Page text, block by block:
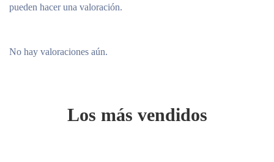
No hay valoraciones aún.
pueden hacer una valoración.
Los más vendidos